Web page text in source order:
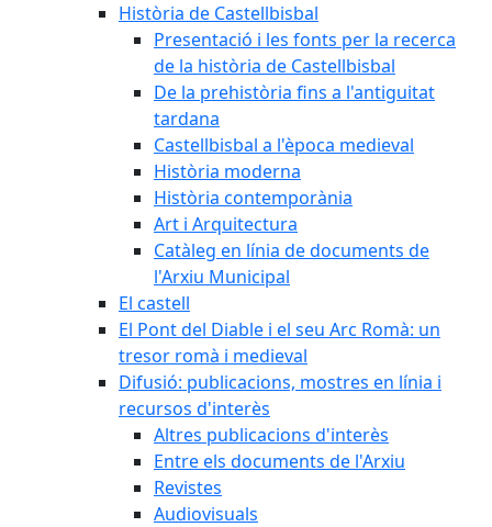
Història de Castellbisbal
Presentació i les fonts per la recerca
de la història de Castellbisbal
De la prehistòria fins a l'antiguitat
tardana
Castellbisbal a l'època medieval
Història moderna
Història contemporània
Art i Arquitectura
Catàleg en línia de documents de
l'Arxiu Municipal
El castell
El Pont del Diable i el seu Arc Romà: un
tresor romà i medieval
Difusió: publicacions, mostres en línia i
recursos d'interès
Altres publicacions d'interès
Entre els documents de l'Arxiu
Revistes
Audiovisuals